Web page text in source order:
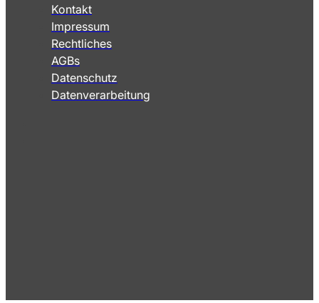
Kontakt
Impressum
Rechtliches
AGBs
Datenschutz
Datenverarbeitung